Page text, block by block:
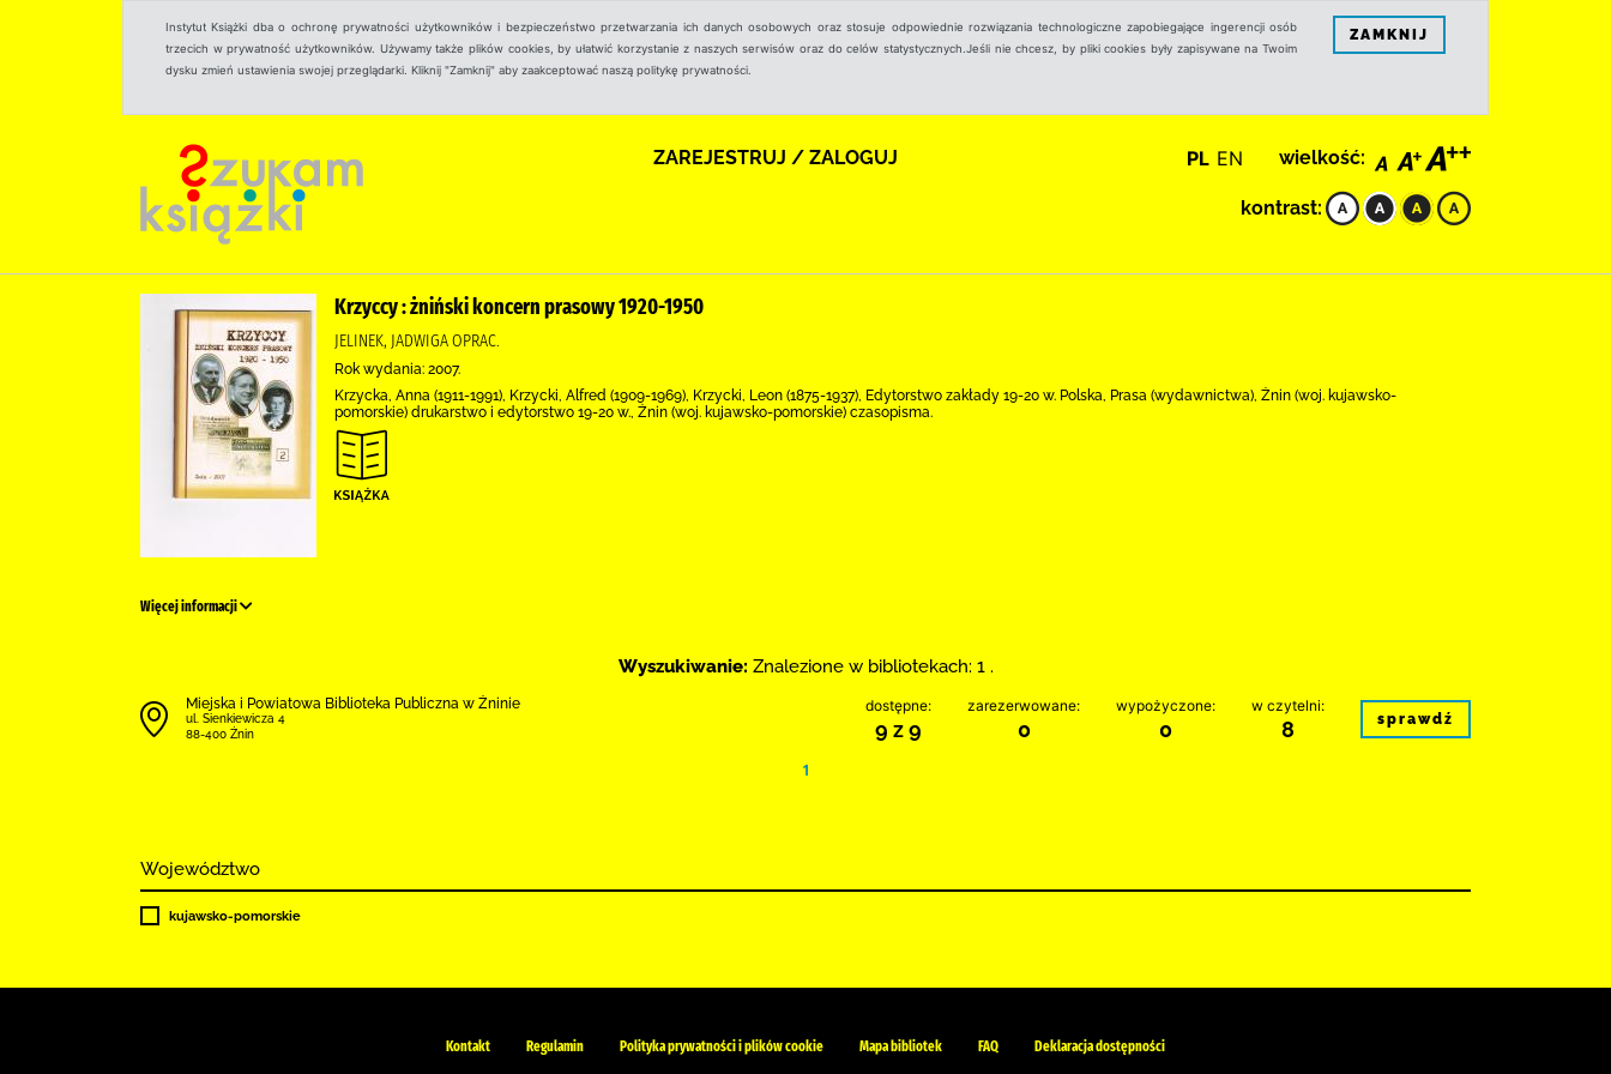
Instytut Książki dba o ochronę prywatności użytkowników i bezpieczeństwo przetwarzania ich danych osobowych oraz stosuje odpowiednie rozwiązania technologiczne zapobiegające ingerencji osób
trzecich w prywatność użytkowników. Używamy także plików cookies, by ułatwić korzystanie z naszych serwisów oraz do celów statystycznych.Jeśli nie chcesz, by pliki cookies były zapisywane na Twoim
dysku zmień ustawienia swojej przeglądarki. Kliknij "Zamknij" aby zaakceptować naszą politykę prywatności.
ZAMKNIJ
ZAREJESTRUJ / ZALOGUJ PL EN wielkość:
kontrast:
Krzyccy : żniński koncern prasowy 1920-1950
JELINEK, JADWIGA OPRAC.
Rok wydania: 2007.
Krzycka, Anna (1911-1991), Krzycki, Alfred (1909-1969), Krzycki, Leon (1875-1937), Edytorstwo zakłady 19-20 w. Polska, Prasa (wydawnictwa), Żnin (woj. kujawsko-
pomorskie) drukarstwo i edytorstwo 19-20 w., Żnin (woj. kujawsko-pomorskie) czasopisma.
Więcej informacji
Wyszukiwanie: Znalezione w bibliotekach: 1 .
Miejska i Powiatowa Biblioteka Publiczna w Żninie
ul. Sienkiewicza 4
88-400 Żnin
dostępne:
9 z 9
zarezerwowane:
0
wypożyczone:
0
w czytelni:
8 sprawdź
1
Województwo
kujawsko-pomorskie
Kontakt Regulamin Polityka prywatności i plików cookie Mapa bibliotek FAQ Deklaracja dostępności